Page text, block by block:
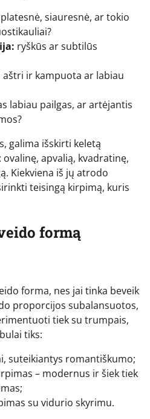
siauresnė, ar tokio
ryškūs ar subtilūs
aštri ir kampuota ar labiau
labiau pailgas, ar artėjantis
galima išskirti keletą
apvalią, kvadratinę,
Kiekviena iš jų atrodo
teisingą kirpimą, kuris
formą
forma, nes jai tinka beveik
proporcijos subalansuotos,
tiek su trumpais,
tiks:
suteikiantys romantiškumo;
– modernus ir šiek tiek
su vidurio skyrimu.